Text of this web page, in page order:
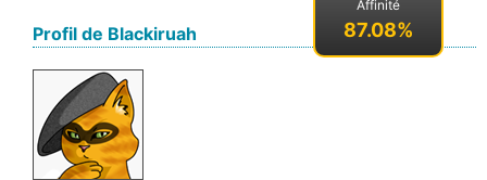
Affinité
87.08%
Profil de Blackiruah